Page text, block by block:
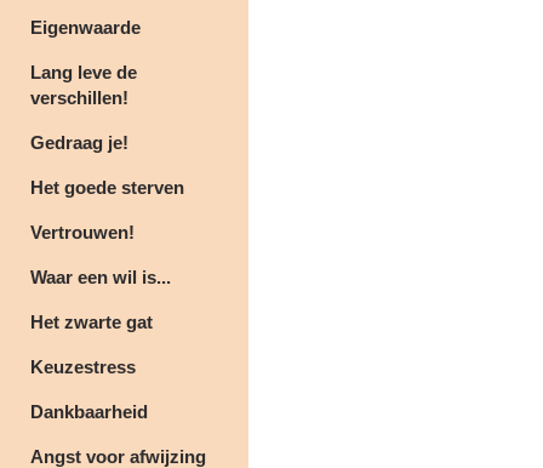
Eigenwaarde
Lang leve de
verschillen!
Gedraag je!
Het goede sterven
Vertrouwen!
Waar een wil is...
Het zwarte gat
Keuzestress
Dankbaarheid
Angst voor afwijzing